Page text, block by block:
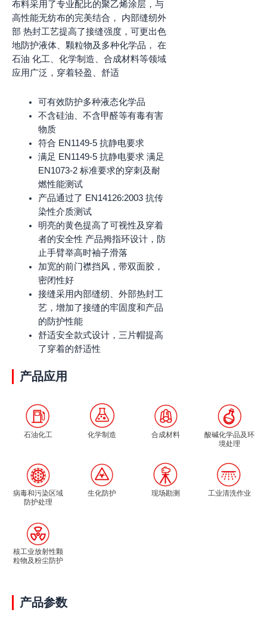
布料采用了专业配比的聚乙烯涂层，与
高性能无纺布的完美结合， 内部缝纫外
部 热封工艺提高了接缝强度，可更出色
地防护液体、颗粒物及多种化学品， 在
石油 化工、化学制造、合成材料等领域
应用广泛，穿着轻盈、舒适
可有效防护多种液态化学品
不含硅油、不含甲醛等有毒有害
物质
符合 EN1149-5 抗静电要求
满足 EN1149-5 抗静电要求 满足
EN1073-2 标准要求的穿刺及耐
燃性能测试
产品通过了 EN14126:2003 抗传
染性介质测试
明亮的黄色提高了可视性及穿着
者的安全性 产品拇指环设计，防
止手臂举高时袖子滑落
加宽的前门襟挡风，带双面胶，
密闭性好
接缝采用内部缝纫、外部热封工
艺，增加了接缝的牢固度和产品
的防护性能
舒适安全款式设计，三片帽提高
了穿着的舒适性
产品应用
石油化工 化学制造 合成材料
酸碱化学品及环
境处理
病毒和污染区域
防护处理
生化防护 现场勘测 工业清洗作业
核工业放射性颗
粒物及粉尘防护
产品参数